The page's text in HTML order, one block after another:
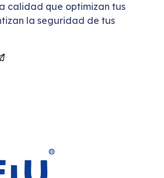
calidad que optimizan tus
la seguridad de tus